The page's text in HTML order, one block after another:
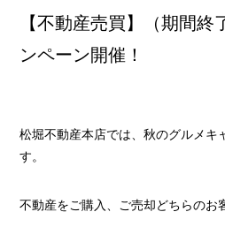
【不動産売買】（期間終
ンペーン開催！
松堀不動産本店では、秋のグルメキ
す。
不動産をご購入、ご売却どちらのお